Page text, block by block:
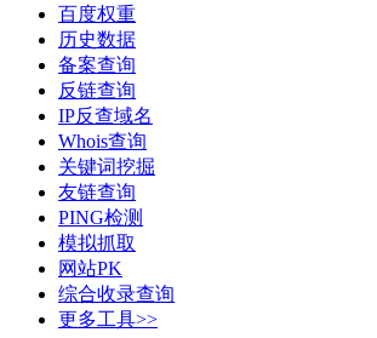
百度权重
历史数据
备案查询
反链查询
IP反查域名
Whois查询
关键词挖掘
友链查询
PING检测
模拟抓取
网站PK
综合收录查询
更多工具>>